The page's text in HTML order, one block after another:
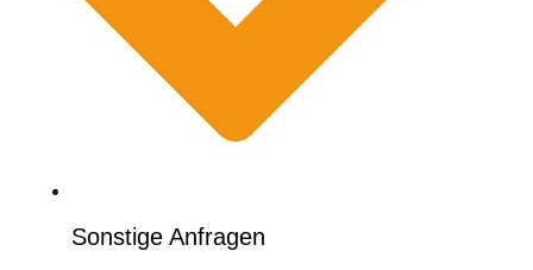
Sonstige Anfragen